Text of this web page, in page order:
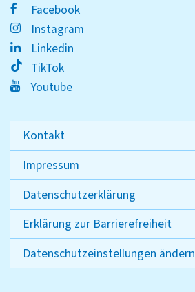
Facebook
Instagram
Linkedin
TikTok
Youtube
Kontakt
Impressum
Datenschutzerklärung
Erklärung zur Barrierefreiheit
Datenschutzeinstellungen ändern